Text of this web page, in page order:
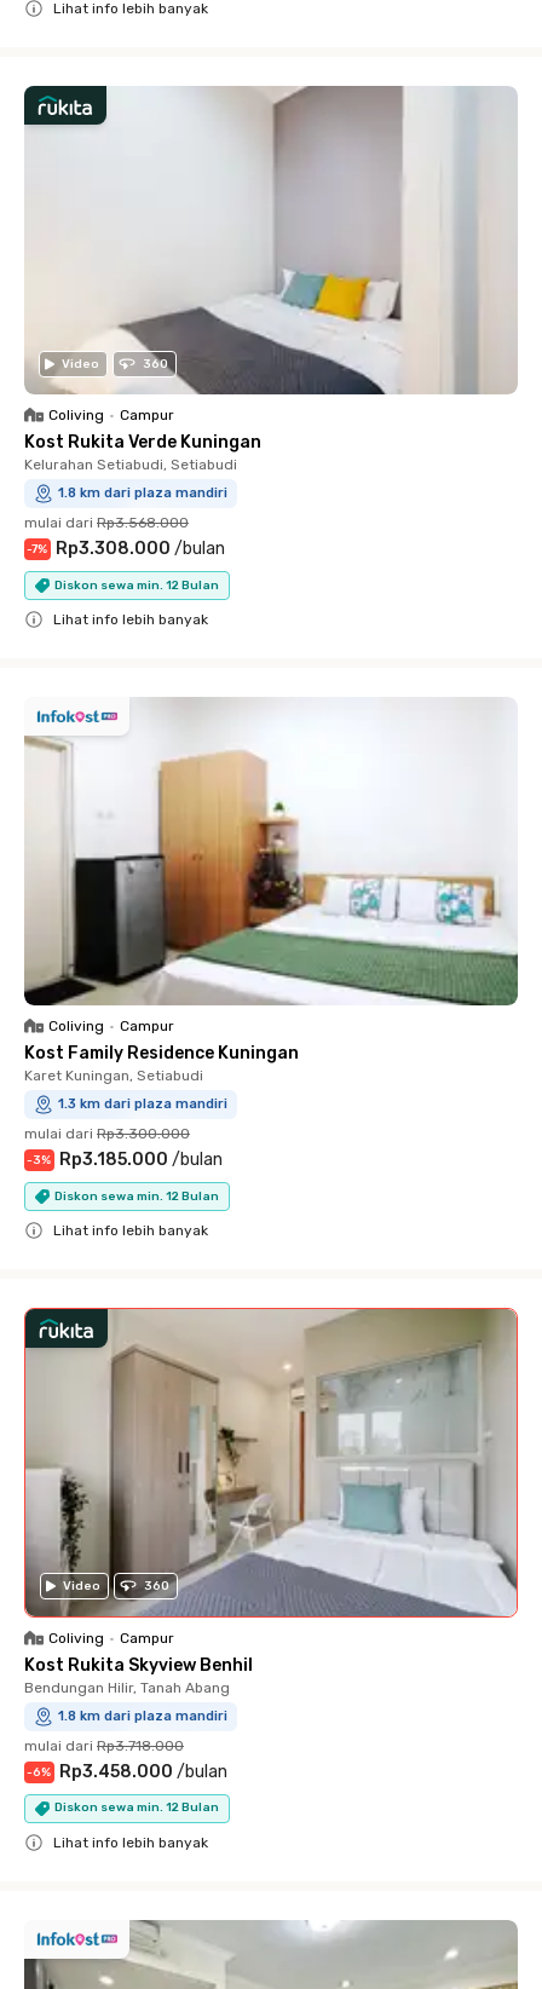
Lihat info lebih banyak
Video 360
Coliving • Campur
Kost Rukita Verde Kuningan
Kelurahan Setiabudi, Setiabudi
1.8 km dari plaza mandiri
mulai dari Rp3.568.000
-7% Rp3.308.000 /bulan
Diskon sewa min. 12 Bulan
Lihat info lebih banyak
Coliving • Campur
Kost Family Residence Kuningan
Karet Kuningan, Setiabudi
1.3 km dari plaza mandiri
mulai dari Rp3.300.000
-3% Rp3.185.000 /bulan
Diskon sewa min. 12 Bulan
Lihat info lebih banyak
Video 360
Coliving • Campur
Kost Rukita Skyview Benhil
Bendungan Hilir, Tanah Abang
1.8 km dari plaza mandiri
mulai dari Rp3.718.000
-6% Rp3.458.000 /bulan
Diskon sewa min. 12 Bulan
Lihat info lebih banyak